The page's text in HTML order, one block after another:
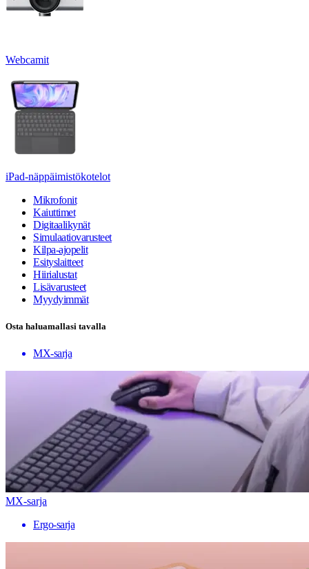
Webcamit
iPad-näppäimistökotelot
Mikrofonit
Kaiuttimet
Digitaalikynät
Simulaatiovarusteet
Kilpa-ajopelit
Esityslaitteet
Hiirialustat
Lisävarusteet
Myydyimmät
Osta haluamallasi tavalla
MX-sarja
MX-sarja
Ergo-sarja